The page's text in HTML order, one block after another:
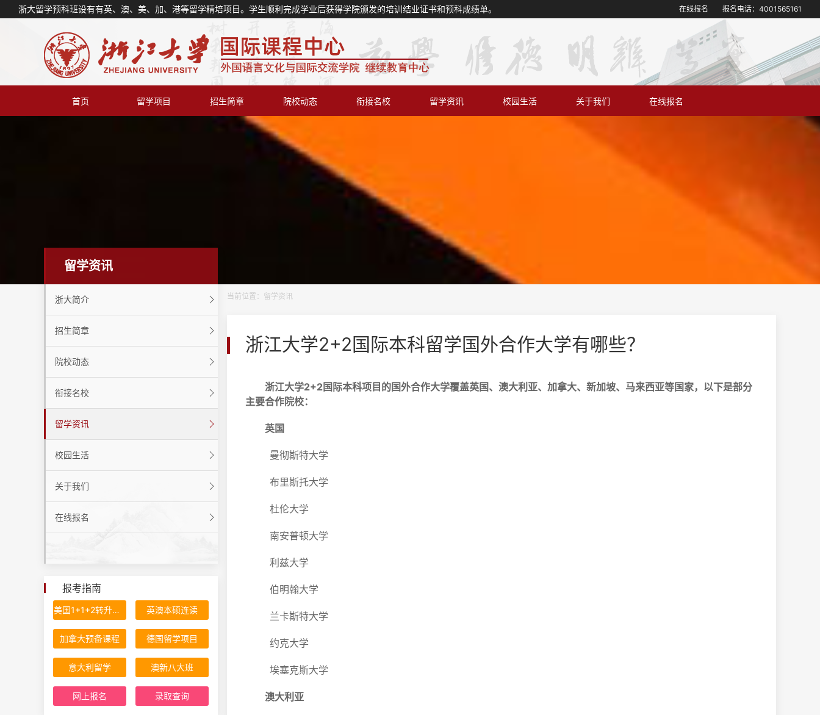
浙大留学预科班设有有英、澳、美、加、港等留学精培项目。学生顺利完成学业后获得学院颁发的培训结业证书和预科成绩单。 在线报名 报名电话： 4001565161
首页 留学项目 招生简章 院校动态 衔接名校 留学资讯 校园生活 关于我们 在线报名
留学资讯
浙大简介
招生简章
院校动态
衔接名校
留学资讯
校园生活
关于我们
在线报名
报考指南
美国1+1+2转升计划 英澳本硕连读
加拿大预备课程 德国留学项目
意大利留学 澳新八大班
网上报名 录取查询
当前位置： 留学资讯
浙江大学2+2国际本科留学国外合作大学有哪些？
浙江大学2+2国际本科项目的国外合作大学覆盖英国、澳大利亚、加拿大、新加坡、马来西亚等国家，以下是部分
主要合作院校：
英国
曼彻斯特大学
布里斯托大学
杜伦大学
南安普顿大学
利兹大学
伯明翰大学
兰卡斯特大学
约克大学
埃塞克斯大学
澳大利亚